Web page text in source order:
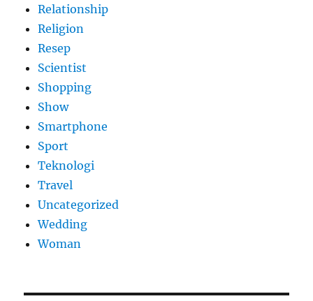
Relationship
Religion
Resep
Scientist
Shopping
Show
Smartphone
Sport
Teknologi
Travel
Uncategorized
Wedding
Woman